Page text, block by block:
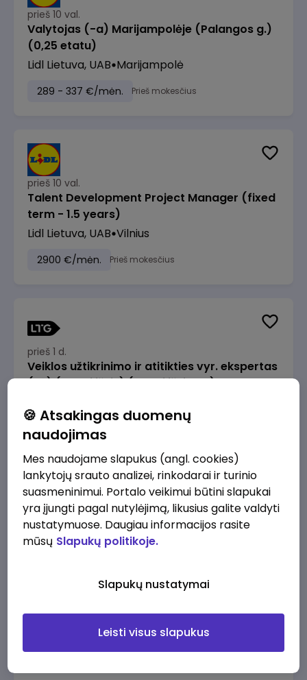
prieš 10 val.
Valytojas (-a) Marijampolėje (Palangos g.)
(0,25 etatu)
Lidl Lietuva, UAB Marijampolė
289 - 337 €/mėn. Prieš mokesčius
prieš 10 val.
Talent Development Project Manager (fixed
term - 1.5 years)
Lidl Lietuva, UAB Vilnius
2900 €/mėn. Prieš mokesčius
prieš 1 d.
Veiklos užtikrinimo ir atitikties vyr. ekspertas
(-ė) (Radviliškis) (Radviliškis, LT)
2610 - 3910 €/mėn.
prieš 1 d.
Veiklos užtikrinimo ir atitikties vyr. ekspertas
(-ė) (Kaunas) (Kaunas, LT)
🍪 Atsakingas duomenų
naudojimas
Mes naudojame slapukus (angl. cookies)
lankytojų srauto analizei, rinkodarai ir turinio
suasmeninimui. Portalo veikimui būtini slapukai
yra įjungti pagal nutylėjimą, likusius galite valdyti
nustatymuose. Daugiau informacijos rasite
mūsų Slapukų politikoje.
Slapukų nustatymai
Leisti visus slapukus